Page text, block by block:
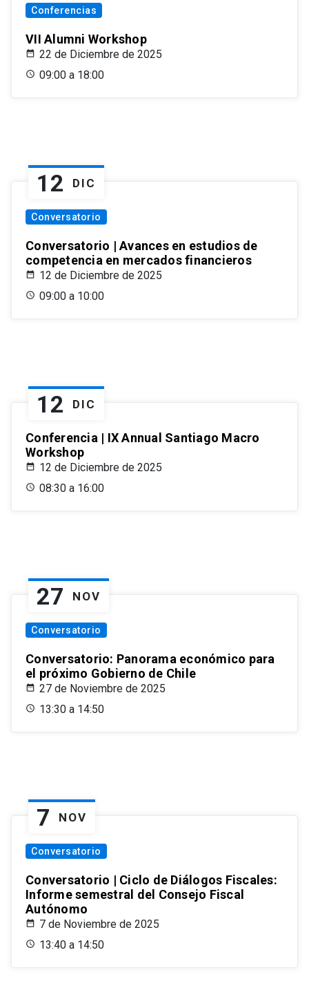
Conferencias
VII Alumni Workshop
22 de Diciembre de 2025
09:00 a 18:00
12 DIC
Conversatorio
Conversatorio | Avances en estudios de
competencia en mercados financieros
12 de Diciembre de 2025
09:00 a 10:00
12 DIC
Conferencia | IX Annual Santiago Macro
Workshop
12 de Diciembre de 2025
08:30 a 16:00
27 NOV
Conversatorio
Conversatorio: Panorama económico para
el próximo Gobierno de Chile
27 de Noviembre de 2025
13:30 a 14:50
7 NOV
Conversatorio
Conversatorio | Ciclo de Diálogos Fiscales:
Informe semestral del Consejo Fiscal
Autónomo
7 de Noviembre de 2025
13:40 a 14:50